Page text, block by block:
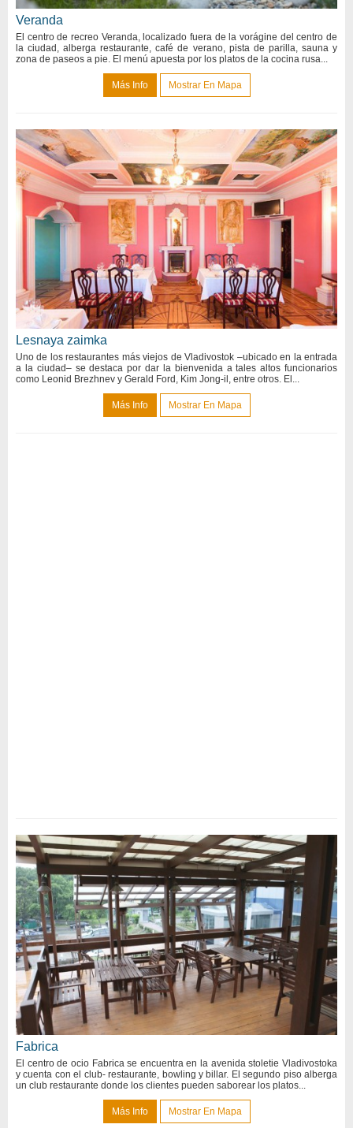
Veranda
El centro de recreo Veranda, localizado fuera de la vorágine del centro de
la ciudad, alberga restaurante, café de verano, pista de parilla, sauna y
zona de paseos a pie. El menú apuesta por los platos de la cocina rusa...
Más Info Mostrar En Mapa
Lesnaya zaimka
Uno de los restaurantes más viejos de Vladivostok –ubicado en la entrada
a la ciudad– se destaca por dar la bienvenida a tales altos funcionarios
como Leonid Brezhnev y Gerald Ford, Kim Jong-il, entre otros. El...
Más Info Mostrar En Mapa
Fabrica
El centro de ocio Fabrica se encuentra en la avenida stoletie Vladivostoka
y cuenta con el club- restaurante, bowling y billar. El segundo piso alberga
un club restaurante donde los clientes pueden saborear los platos...
Más Info Mostrar En Mapa